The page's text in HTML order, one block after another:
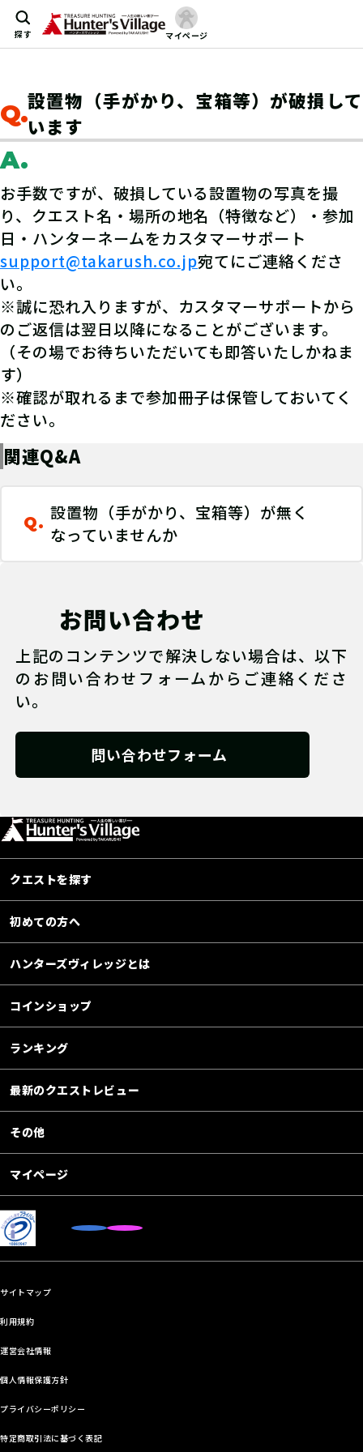
探す マイページ
Q.設置物（手がかり、宝箱等）が破損して
います
A.
お手数ですが、破損している設置物の写真を撮
り、クエスト名・場所の地名（特徴など）・参加
日・ハンターネームをカスタマーサポート
support@takarush.co.jp宛てにご連絡くださ
い。
※誠に恐れ入りますが、カスタマーサポートから
のご返信は翌日以降になることがございます。
（その場でお待ちいただいても即答いたしかねま
す）
※確認が取れるまで参加冊子は保管しておいてく
ださい。
関連Q&A
Q. 設置物（手がかり、宝箱等）が無く
なっていませんか
お問い合わせ
上記のコンテンツで解決しない場合は、以下
のお問い合わせフォームからご連絡くださ
い。
問い合わせフォーム
クエストを探す
初めての方へ
ハンターズヴィレッジとは
コインショップ
ランキング
最新のクエストレビュー
その他
マイページ
サイトマップ
利用規約
運営会社情報
個人情報保護方針
プライバシーポリシー
特定商取引法に基づく表記